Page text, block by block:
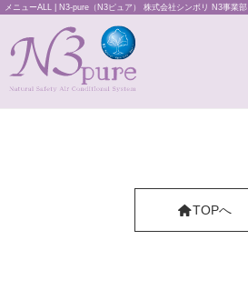
メニューALL | N3-pure（N3ピュア） 株式会社シンボリ N3事業部
TOPへ